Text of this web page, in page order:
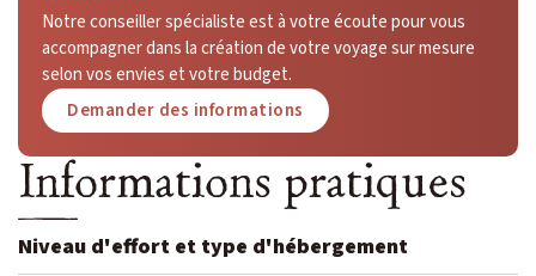
Notre conseiller spécialiste est à votre écoute pour vous
accompagner dans la création de votre voyage sur mesure
selon vos envies et votre budget.
Demander des informations
Informations pratiques
Niveau d'effort et type d'hébergement